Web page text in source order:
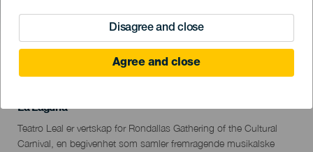
Disagree and close
Agree and close
TIDLIGERE AKTIVITET
Localidad
La Laguna
Descripción
del
Teatro Leal er vertskap for Rondallas Gathering of the Cultural
Carnival, en begivenhet som samler fremragende musikalske